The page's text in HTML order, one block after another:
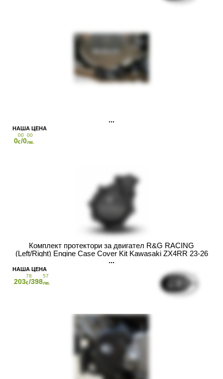
0
00
€/0
00
лв.
Комплект протектори за двигател R&G RACING
(Left/Right) Engine Case Cover Kit Kawasaki ZX4RR 23-26
203
78
€/398
57
лв.